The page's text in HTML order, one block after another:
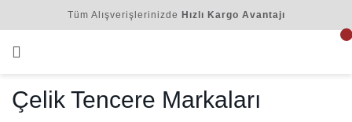
Tüm Alışverişlerinizde Hızlı Kargo Avantajı
Çelik Tencere Markaları